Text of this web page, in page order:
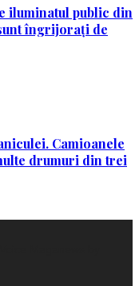
iluminatul public din
îngrijorați de
Camioanele
drumuri din trei